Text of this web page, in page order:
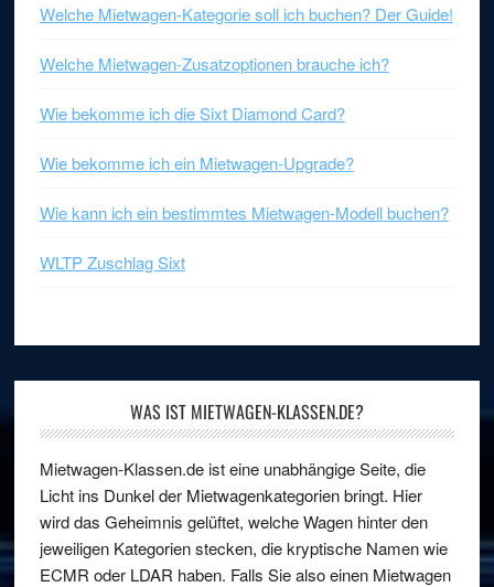
Welche Mietwagen-Kategorie soll ich buchen? Der Guide!
Welche Mietwagen-Zusatzoptionen brauche ich?
Wie bekomme ich die Sixt Diamond Card?
Wie bekomme ich ein Mietwagen-Upgrade?
Wie kann ich ein bestimmtes Mietwagen-Modell buchen?
WLTP Zuschlag Sixt
WAS IST MIETWAGEN-KLASSEN.DE?
Mietwagen-Klassen.de ist eine unabhängige Seite, die
Licht ins Dunkel der Mietwagenkategorien bringt. Hier
wird das Geheimnis gelüftet, welche Wagen hinter den
jeweiligen Kategorien stecken, die kryptische Namen wie
ECMR oder LDAR haben. Falls Sie also einen Mietwagen